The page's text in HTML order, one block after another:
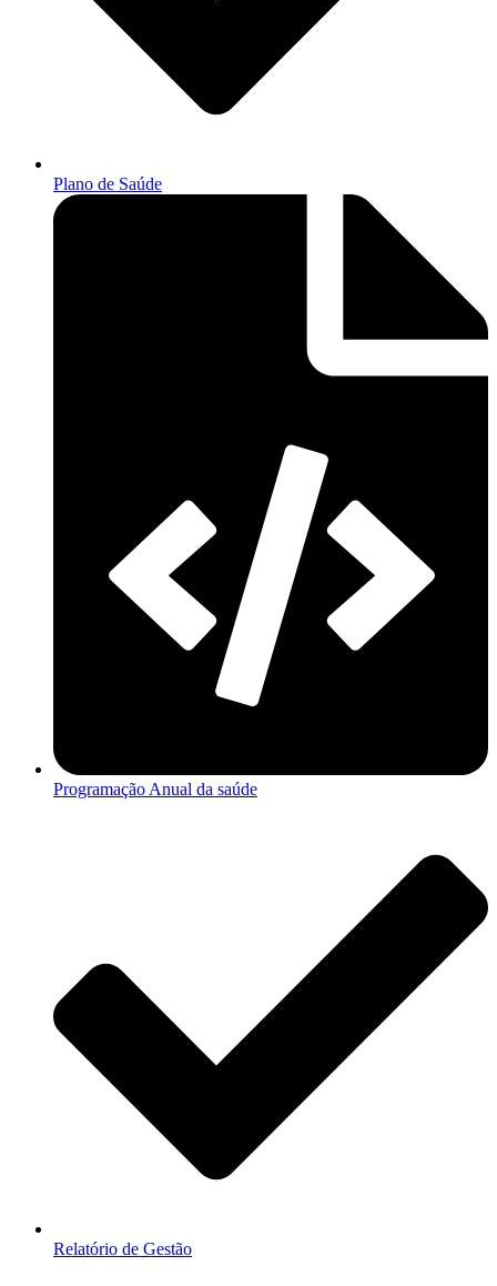
Plano de Saúde
Programação Anual da saúde
Relatório de Gestão